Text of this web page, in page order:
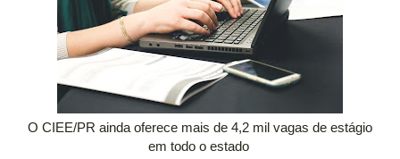
O CIEE/PR ainda oferece mais de 4,2 mil vagas de estágio
em todo o estado